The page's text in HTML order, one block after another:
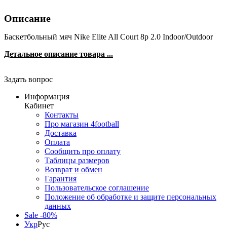
Описание
Баскетбольный мяч Nike Elite All Court 8p 2.0 Indoor/Outdoor
Детальное описание товара ...
Задать вопрос
Информация
Кабинет
Контакты
Про магазин 4football
Доставка
Оплата
Сообщить про оплату
Таблицы размеров
Возврат и обмен
Гарантия
Пользовательское соглашение
Положение об обработке и защите персональных
данных
Sale -80%
УкрРус